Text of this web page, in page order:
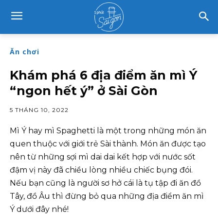
Ăn chơi
Khám phá 6 địa điểm ăn mì Ý
“ngon hết ý” ở Sài Gòn
5 THÁNG 10, 2022
Mì Ý hay mì Spaghetti là một trong những món ăn
quen thuộc với giới trẻ Sài thành. Món ăn được tạo
nên từ những sợi mì dai dai kết hợp với nước sốt
đậm vị này đã chiều lòng nhiều chiếc bụng đói.
Nếu bạn cũng là người sơ hở cái là tụ tập đi ăn đồ
Tây, đồ Âu thì đừng bỏ qua những địa điểm ăn mì
Ý dưới đây nhé!